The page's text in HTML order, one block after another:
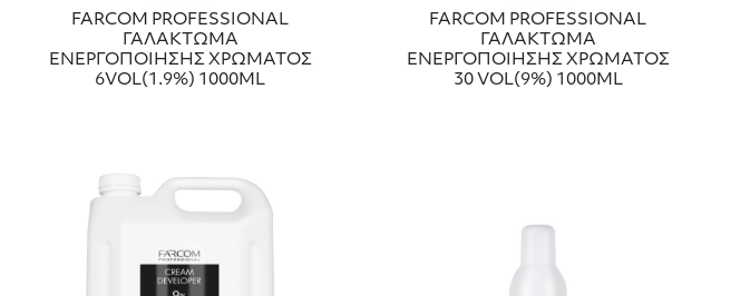
FARCOM PROFESSIONAL
ΓΑΛΑΚΤΩΜΑ
ΕΝΕΡΓΟΠΟΙΗΣΗΣ ΧΡΩΜΑΤΟΣ
6VOL(1.9%) 1000ML
FARCOM PROFESSIONAL
ΓΑΛΑΚΤΩΜΑ
ΕΝΕΡΓΟΠΟΙΗΣΗΣ ΧΡΩΜΑΤΟΣ
30 VOL(9%) 1000ML